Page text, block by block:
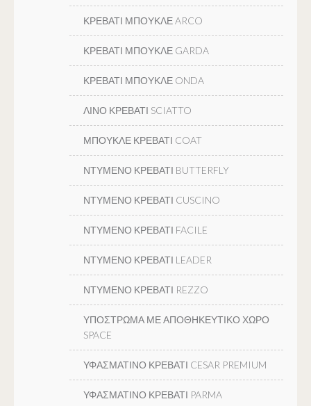
ΚΡΕΒΑΤΙ ΜΠΟΥΚΛΕ ARCO
ΚΡΕΒΑΤΙ ΜΠΟΥΚΛΕ GARDA
ΚΡΕΒΑΤΙ ΜΠΟΥΚΛΕ ONDA
ΛΙΝΟ ΚΡΕΒΑΤΙ SCIATTO
ΜΠΟΥΚΛΕ ΚΡΕΒΑΤΙ COAT
ΝΤΥΜΕΝΟ ΚΡΕΒΑΤΙ BUTTERFLY
ΝΤΥΜΕΝΟ ΚΡΕΒΑΤΙ CUSCINO
ΝΤΥΜΕΝΟ ΚΡΕΒΑΤΙ FACILE
ΝΤΥΜΕΝΟ ΚΡΕΒΑΤΙ LEADER
ΝΤΥΜΕΝΟ ΚΡΕΒΑΤΙ REZZO
ΥΠΟΣΤΡΩΜΑ ΜΕ ΑΠΟΘΗΚΕΥΤΙΚΟ ΧΩΡΟ
SPACE
ΥΦΑΣΜΑΤΙΝΟ ΚΡΕΒΑΤΙ CESAR PREMIUM
ΥΦΑΣΜΑΤΙΝΟ ΚΡΕΒΑΤΙ PARMA